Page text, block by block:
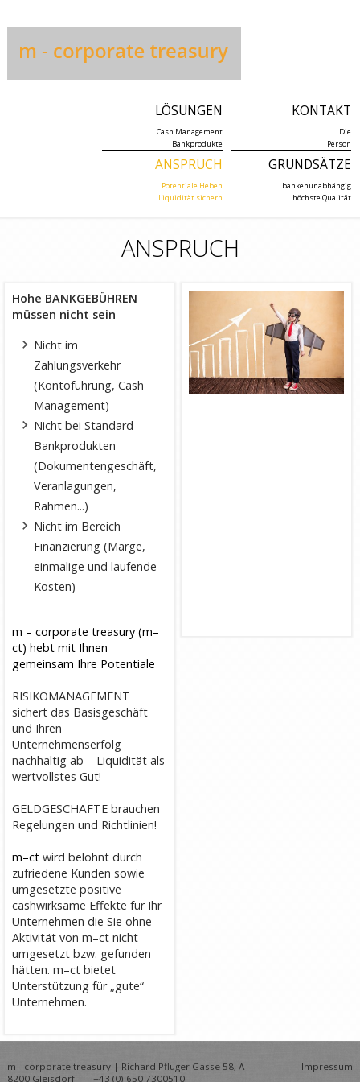
KONTAKT
Die
Person
LÖSUNGEN
Cash Management
Bankprodukte
GRUNDSÄTZE
bankenunabhängig
höchste Qualität
ANSPRUCH
Potentiale Heben
Liquidität sichern
ANSPRUCH
Hohe BANKGEBÜHREN
müssen nicht sein
Nicht im
Zahlungsverkehr
(Kontoführung, Cash
Management)
Nicht bei Standard-
Bankprodukten
(Dokumentengeschäft,
Veranlagungen,
Rahmen...)
Nicht im Bereich
Finanzierung (Marge,
einmalige und laufende
Kosten)
m – corporate treasury (m–
ct) hebt mit Ihnen
gemeinsam Ihre Potentiale
RISIKOMANAGEMENT
sichert das Basisgeschäft
und Ihren
Unternehmenserfolg
nachhaltig ab – Liquidität als
wertvollstes Gut!
GELDGESCHÄFTE brauchen
Regelungen und Richtlinien!
m–ctwird belohnt durch
zufriedene Kunden sowie
umgesetzte positive
cashwirksame Effekte für Ihr
Unternehmen die Sie ohne
Aktivität von m–ct nicht
umgesetzt bzw. gefunden
hätten. m–ct bietet
Unterstützung für „gute“
Unternehmen.
m - corporate treasury | Richard Pfluger Gasse 58, A-
8200 Gleisdorf | T +43 (0) 650 7300510|
Impressum